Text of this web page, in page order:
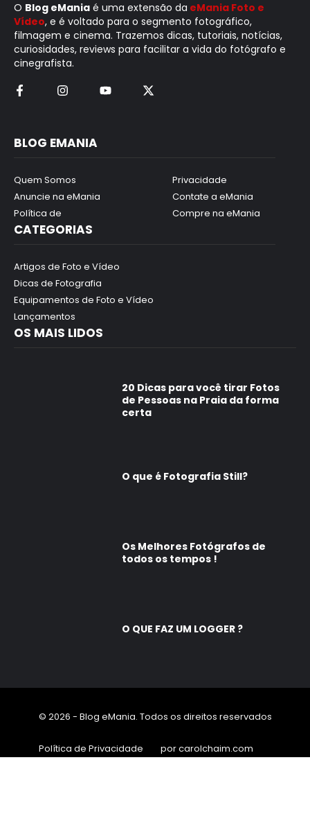
O Blog eMania é uma extensão da eMania Foto e
Vídeo, e é voltado para o segmento fotográfico,
filmagem e cinema. Trazemos dicas, tutoriais, notícias,
curiosidades, reviews para facilitar a vida do fotógrafo e
cinegrafista.
BLOG EMANIA
Quem Somos
Anuncie na eMania
Política de
Privacidade
Contate a eMania
Compre na eMania
CATEGORIAS
Artigos de Foto e Vídeo
Dicas de Fotografia
Equipamentos de Foto e Vídeo
Lançamentos
OS MAIS LIDOS
20 Dicas para você tirar Fotos
de Pessoas na Praia da forma
certa
O que é Fotografia Still?
Os Melhores Fotógrafos de
todos os tempos !
O QUE FAZ UM LOGGER ?
© 2026 - Blog eMania. Todos os direitos reservados
Política de Privacidade por carolchaim.com